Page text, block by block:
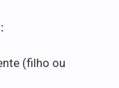
(filho ou